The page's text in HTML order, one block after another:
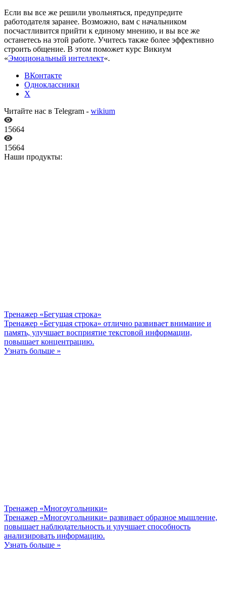
Если вы все же решили увольняться, предупредите
работодателя заранее. Возможно, вам с начальником
посчастливится прийти к единому мнению, и вы все же
останетесь на этой работе. Учитесь также более эффективно
строить общение. В этом поможет курс Викиум
«Эмоциональный интеллект«.
ВКонтакте
Одноклассники
X
Читайте нас в Telegram - wikium
15664
15664
Наши продукты:
Тренажер «Бегущая строка»
Тренажер «Бегущая строка» отлично развивает внимание и
память, улучшает восприятие текстовой информации,
повышает концентрацию.
Узнать больше »
Тренажер «Многоугольники»
Тренажер «Многоугольники» развивает образное мышление,
повышает наблюдательность и улучшает способность
анализировать информацию.
Узнать больше »